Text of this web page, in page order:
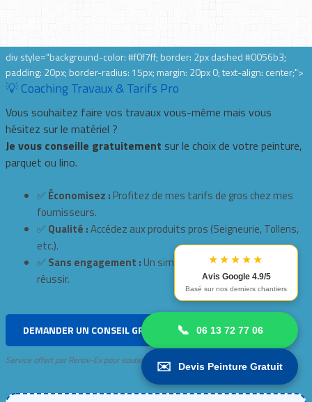
div style="background-color: #f0f7ff; border: 2px dashed #0056b3;
padding: 20px; border-radius: 15px; margin: 20px 0; text-align: center;">
💡 Coaching Travaux & Tarifs Pro
Vous souhaitez faire vos travaux vous-même mais vous
hésitez sur le matériel ?
Je vous conseille gratuitement sur le choix de votre peinture,
parquet ou lino.
✅ Économisez : Profitez de mes tarifs de gros chez mes
fournisseurs.
✅ Qualité :Accédez aux produits pros (Seigneurie, Tollens,
etc.).
✅ Sans engagement : Un simple conseil pour vous aider à
réussir.
DEMANDER UN CONSEIL GRATUIT : 06 13 72 77 06
Service offert par Renov-Ex pour soutenir les projets de proximité à Paris.
★★★★★
Avis Google 4.9/5
Basé sur nos derniers chantiers
📞 06 13 72 77 06
✉️ Devis Peinture Gratuit